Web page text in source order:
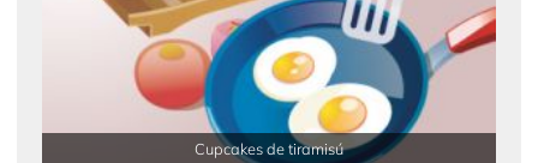
Cupcakes de tiramisú